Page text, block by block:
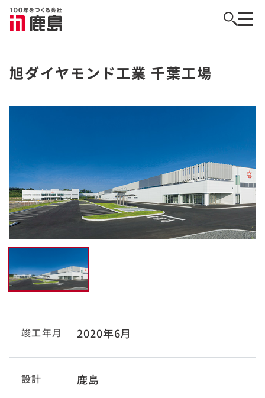
旭ダイヤモンド工業 千葉工場
竣工年月 2020年6月
設計 鹿島